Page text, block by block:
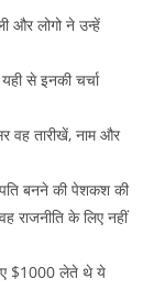
और लोगो ने उन्हें
यही से इनकी चर्चा
वह तारीखें, नाम और
बनने की पेशकश की
राजनीति के लिए नहीं
$1000 लेते थे ये